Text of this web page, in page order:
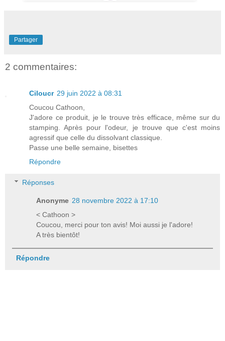
Partager
2 commentaires:
Ciloucr 29 juin 2022 à 08:31
Coucou Cathoon,
J'adore ce produit, je le trouve très efficace, même sur du
stamping. Après pour l'odeur, je trouve que c'est moins
agressif que celle du dissolvant classique.
Passe une belle semaine, bisettes
Répondre
Réponses
Anonyme 28 novembre 2022 à 17:10
< Cathoon >
Coucou, merci pour ton avis! Moi aussi je l'adore!
A très bientôt!
Répondre